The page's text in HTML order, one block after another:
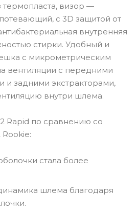
визор —
с 3D защитой от
внутренняя
стирки. Удобный и
с микрометрическим
вентиляции с передними
и задними экстракторами,
внутри шлема.
Rapid по сравнению со
стала более
шлема благодаря